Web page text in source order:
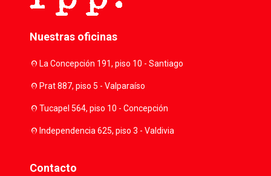
Nuestras oficinas
location_onLa Concepción 191, piso 10 - Santiago
location_onPrat 887, piso 5 - Valparaíso
location_onTucapel 564, piso 10 - Concepción
location_onIndependencia 625, piso 3 - Valdivia
Contacto